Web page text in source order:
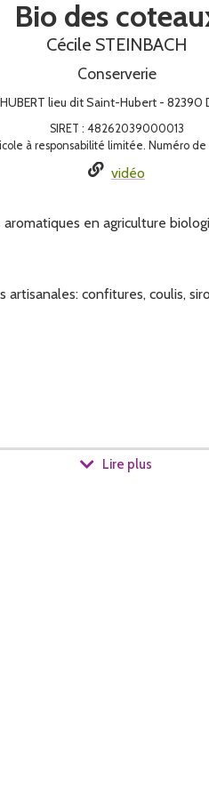
Bio des
Cécile STEINBACH
Conserverie
HUBERT lieu dit Saint-Hubert -
SIRET : 48262039000013
à responsabilité limitée. Numéro
vidéo
en agriculture
confitures, coulis,
et couleurs...
en cuivre, par petites
de canne.
Lire plus